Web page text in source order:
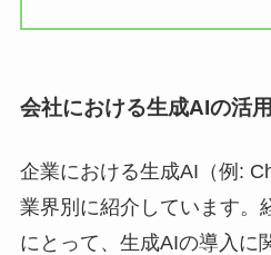
会社における生成AIの活
企業における生成AI（例:
業界別に紹介しています。
にとって、生成AIの導入に